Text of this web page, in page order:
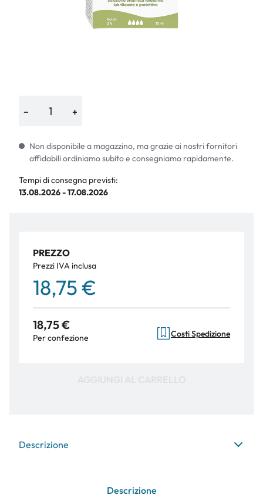
− +
Non disponibile a magazzino, ma grazie ai nostri fornitori
affidabili ordiniamo subito e consegniamo rapidamente.
Tempi di consegna previsti:
13.08.2026 - 17.08.2026
PREZZO
Prezzi IVA inclusa
18,75 €
18,75 €
Per confezione Costi Spedizione
Descrizione
Descrizione